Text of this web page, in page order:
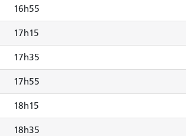
16h55
17h15
17h35
17h55
18h15
18h35